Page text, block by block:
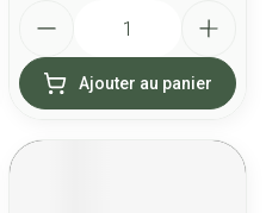
Ajouter au panier